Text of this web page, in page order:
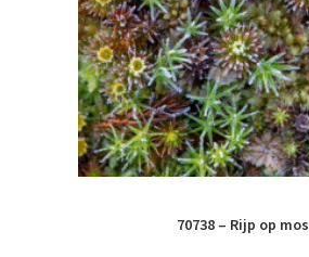
70738 – Rijp op mos